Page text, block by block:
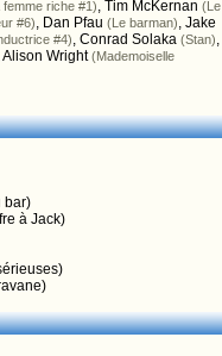
femme riche #1), Tim McKernan (Le
#6), Dan Pfau (Le barman), Jake
#4), Conrad Solaka (Stan),
Alison Wright (Mademoiselle
bar)
à Jack)